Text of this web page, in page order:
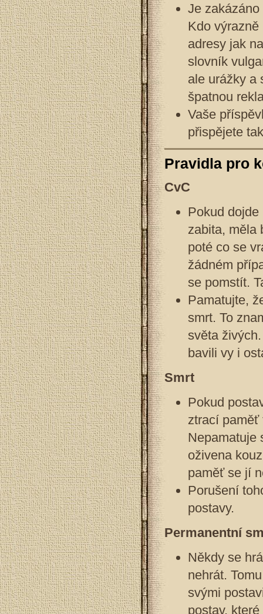
Je
Kdo
adresy jak
slovník
ale urážky a
špatnou
Vaše
přispějete
Pravidla pro
CvC
Pokud
zabita, měla
poté co se
žádném
se pomstít.
Pamatujte,
smrt. To
světa
bavili vy i
Smrt
Pokud
ztrací paměť
Nepamatuje
oživena
paměť se jí
Porušení
postavy.
Permanentní
Někdy se
nehrát.
svými
postav,